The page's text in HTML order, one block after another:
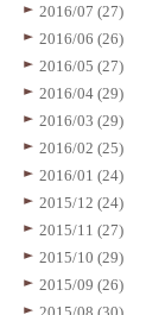
2016/07 (27)
2016/06 (26)
2016/05 (27)
2016/04 (29)
2016/03 (29)
2016/02 (25)
2016/01 (24)
2015/12 (24)
2015/11 (27)
2015/10 (29)
2015/09 (26)